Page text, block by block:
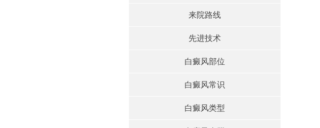
来院路线
先进技术
白癜风部位
白癜风常识
白癜风类型